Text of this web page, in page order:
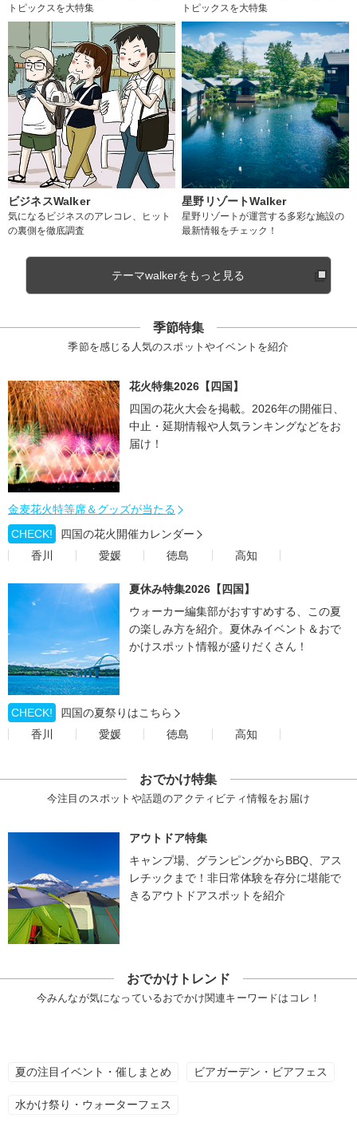
トピックスを大特集
トピックスを大特集
ビジネスWalker
気になるビジネスのアレコレ、ヒット
の裏側を徹底調査
星野リゾートWalker
星野リゾートが運営する多彩な施設の
最新情報をチェック！
テーマwalkerをもっと見る
季節特集
季節を感じる人気のスポットやイベントを紹介
花火特集2026【四国】
四国の花火大会を掲載。2026年の開催日、
中止・延期情報や人気ランキングなどをお
届け！
金麦花火特等席＆グッズが当たる
CHECK!
四国の花火開催カレンダー
香川
愛媛 徳島 高知
夏休み特集2026【四国】
ウォーカー編集部がおすすめする、この夏
の楽しみ方を紹介。夏休みイベント＆おで
かけスポット情報が盛りだくさん！
CHECK!
四国の夏祭りはこちら
香川
愛媛 徳島 高知
おでかけ特集
今注目のスポットや話題のアクティビティ情報をお届け
アウトドア特集
キャンプ場、グランピングからBBQ、アス
レチックまで！非日常体験を存分に堪能で
きるアウトドアスポットを紹介
おでかけトレンド
今みんなが気になっているおでかけ関連キーワードはコレ！
夏の注目イベント・催しまとめ ビアガーデン・ビアフェス
水かけ祭り・ウォーターフェス